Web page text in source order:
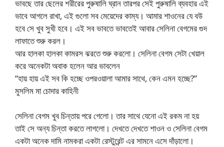
ভাবছে তার ছেলের শরীরের পুরুষালি ঘ্রান তারপর সেই পুরুষালি ব্যবহার এই
ভাবে আগলে রাখা, এই গুলো সব মেয়েদের কাম্য। আমার শাওনের যে বউ
হবে সে খুব সুখী হবে। এই সব ভাবতে ভাবতেই আবার সেলিনা বেগমের গুদ
লাফাতে শুরু করল।
আর হালকা হালকা কামরস ঝরতে শুরু করলো। সেলিনা বেগম সেটা খেয়াল
করে অনেকটা অবাক হলেন আর ভাবলেন
“হায় হায় এই সব কি হচ্ছে ওপরওয়ালা আমার সাথে, কেন এমন হচ্ছে?”
মুসলিম মা চোদার কাহিনী
সেলিনা বেগম খুব চিন্তায় পরে গেলো। তার সাথে যেনো এই রকম না হয়
তাই সে অন্য চিন্তা করতে লাগলো। দেখতে দেখতে শাওন ও সেলিনা বেগম
একটা অনেক দামি নামকরা একটা রেস্টুরেন্ট এর সামনে এসে দাঁড়ালো।